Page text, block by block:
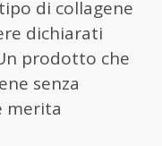
di collagene
dichiarati
prodotto che
senza
merita